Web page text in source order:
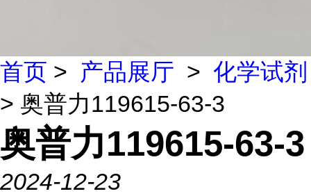
首页 > 产品展厅 > 化学试剂
> 奥普力119615-63-3
奥普力119615-63-3
2024-12-23